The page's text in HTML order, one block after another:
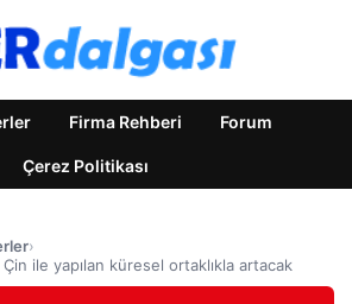
Firma Rehberi Forum
Çerez Politikası
›
ile yapılan küresel ortaklıkla artacak